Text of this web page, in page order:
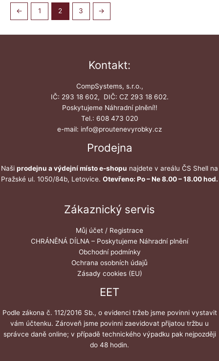
← 1 2 3 →
Kontakt:
CompSystems, s.r.o.,
IČ: 293 18 602, DIČ: CZ 293 18 602.
Poskytujeme Náhradní plnění!!
Tel.: 608 473 020
e-mail: info@proutenevyrobky.cz
Prodejna
Naši prodejnu a výdejní místo e-shopu najdete v areálu ČS Shell na
Pražské ul. 1050/84b, Letovice. Otevřeno: Po – Ne 8.00 – 18.00 hod.
Zákaznický servis
Můj účet / Registrace
CHRÁNĚNÁ DÍLNA – Poskytujeme Náhradní plnění
Obchodní podmínky
Ochrana osobních údajů
Zásady cookies (EU)
EET
Podle zákona č. 112/2016 Sb., o evidenci tržeb jsme povinni vystavit
vám účtenku. Zároveň jsme povinni zaevidovat přijatou tržbu u
správce daně online; v případě technického výpadku pak nejpozději
do 48 hodin.